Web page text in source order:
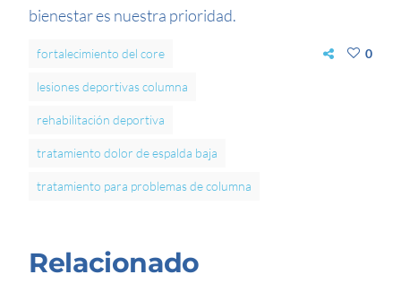
bienestar es nuestra prioridad.
fortalecimiento del core
lesiones deportivas columna
rehabilitación deportiva
tratamiento dolor de espalda baja
tratamiento para problemas de columna
0
Relacionado